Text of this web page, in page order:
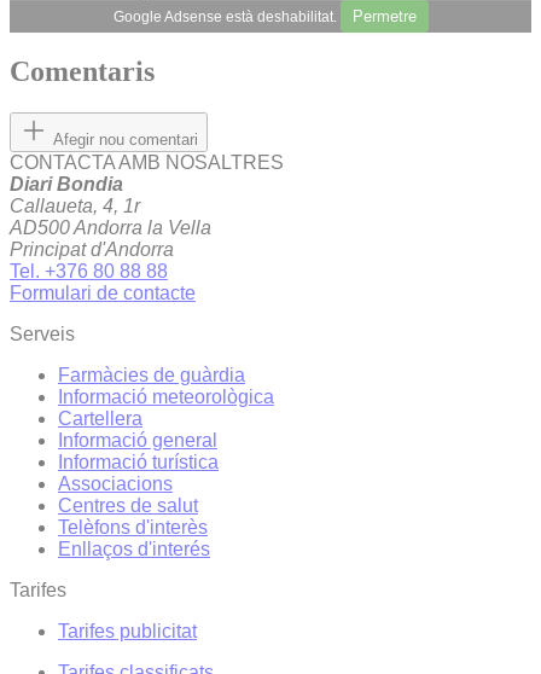
Google Adsense està deshabilitat. Permetre
Comentaris
Afegir nou comentari
CONTACTA AMB NOSALTRES
Diari Bondia
Callaueta, 4, 1r
AD500 Andorra la Vella
Principat d'Andorra
Tel. +376 80 88 88
Formulari de contacte
Serveis
Farmàcies de guàrdia
Informació meteorològica
Cartellera
Informació general
Informació turística
Associacions
Centres de salut
Telèfons d'interès
Enllaços d'interés
Tarifes
Tarifes publicitat